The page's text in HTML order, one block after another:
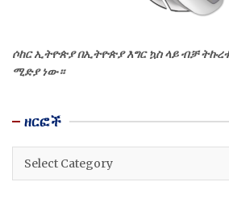
ሶከር ኢትዮጵያ በኢትዮጵያ እግር ኳስ ላይ ብቻ
ሚድያ ነው።
ዘርፎች
ዘርፎች